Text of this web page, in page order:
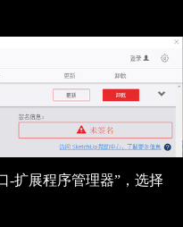
-扩展程序管理器”，选择